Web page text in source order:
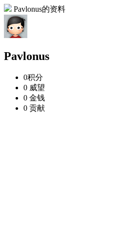
Pavlonus的资料
Pavlonus
0积分
0 威望
0 金钱
0 贡献